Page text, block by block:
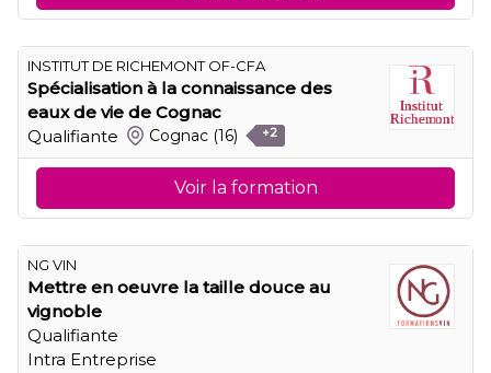
INSTITUT DE RICHEMONT OF-CFA
Spécialisation à la connaissance des
eaux de vie de Cognac
Qualifiante
Cognac (16) +2
Voir la formation
NG VIN
Mettre en oeuvre la taille douce au
vignoble
Qualifiante
Intra Entreprise